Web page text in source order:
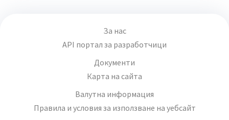
За нас
API портал за разработчици
Документи
Карта на сайта
Валутна информация
Правила и условия за използване на уебсайт